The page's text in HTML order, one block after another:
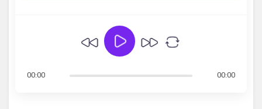
00:00
00:00